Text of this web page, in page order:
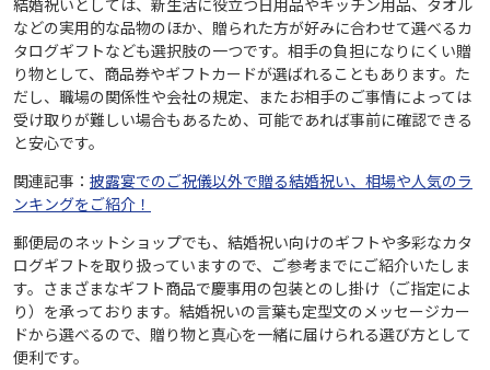
結婚祝いとしては、新生活に役立つ日用品やキッチン用品、タオル
などの実用的な品物のほか、贈られた方が好みに合わせて選べるカ
タログギフトなども選択肢の一つです。相手の負担になりにくい贈
り物として、商品券やギフトカードが選ばれることもあります。た
だし、職場の関係性や会社の規定、またお相手のご事情によっては
受け取りが難しい場合もあるため、可能であれば事前に確認できる
と安心です。
関連記事： 披露宴でのご祝儀以外で贈る結婚祝い、相場や人気のラ
ンキングをご紹介！
郵便局のネットショップでも、結婚祝い向けのギフトや多彩なカタ
ログギフトを取り扱っていますので、ご参考までにご紹介いたしま
す。さまざまなギフト商品で慶事用の包装とのし掛け（ご指定によ
り）を承っております。結婚祝いの言葉も定型文のメッセージカー
ドから選べるので、贈り物と真心を一緒に届けられる選び方として
便利です。